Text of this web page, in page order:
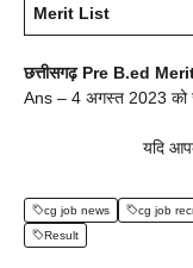
Merit List
छत्तीसगढ़ Pre B.ed
Ans – 4 अगस्त 2023 को
यदि
cg job news cg job
Result